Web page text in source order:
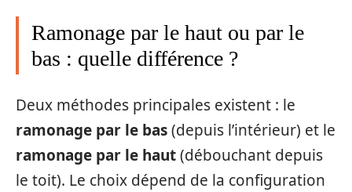
Ramonage par le haut ou par le
bas : quelle différence ?
Deux méthodes principales existent : le
ramonage par le bas(depuis l’intérieur) et le
ramonage par le haut(débouchant depuis
le toit). Le choix dépend de la configuration